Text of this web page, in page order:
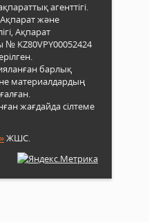
агенттігі.
және
Ақпарат
№ KZ80VPY00052424
барлық
материалдардың
жағдайда сілтеме
ЖШС.